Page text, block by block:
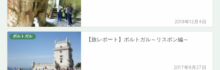
2018年12月4日
ポルトガル
【旅レポート】ポルトガル～リスボン編～
2017年8月27日